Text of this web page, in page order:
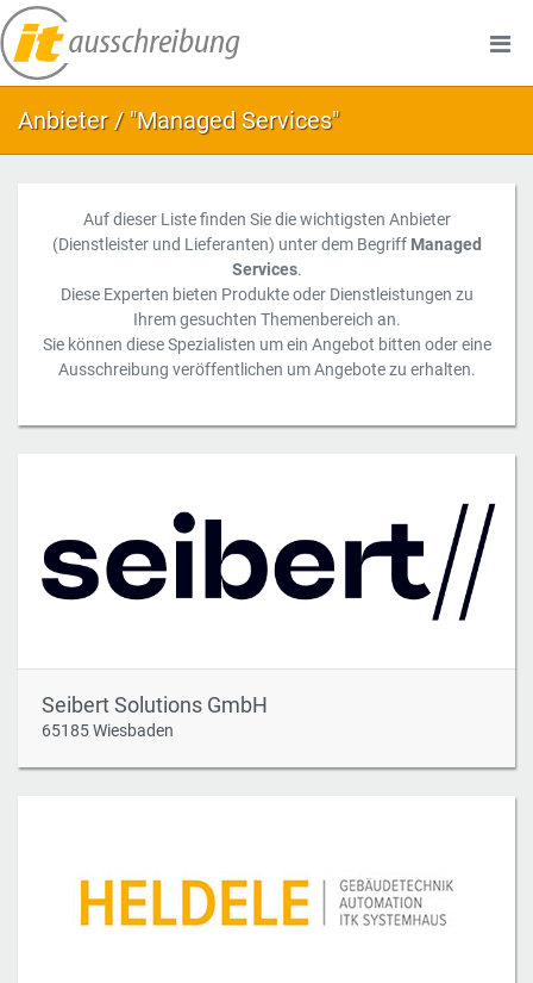
Anbieter / "Managed Services"
Auf dieser Liste finden Sie die wichtigsten Anbieter
(Dienstleister und Lieferanten) unter dem Begriff Managed
Services.
Diese Experten bieten Produkte oder Dienstleistungen zu
Ihrem gesuchten Themenbereich an.
Sie können diese Spezialisten um ein Angebot bitten oder eine
Ausschreibung veröffentlichen um Angebote zu erhalten.
Seibert Solutions GmbH
65185 Wiesbaden